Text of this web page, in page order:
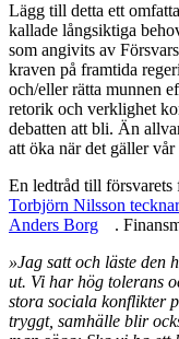
Lägg till detta ett
kallade långsiktiga
som angivits av
kraven på framtida
och/eller rätta munnen
retorik och verklighet
debatten att bli. Än
att öka när det gäller
En ledtråd till
Torbjörn Nilsson
Anders Borg
.
»Jag satt och läste den
ut. Vi har hög tolerans
stora sociala konflikter
tryggt, samhälle blir